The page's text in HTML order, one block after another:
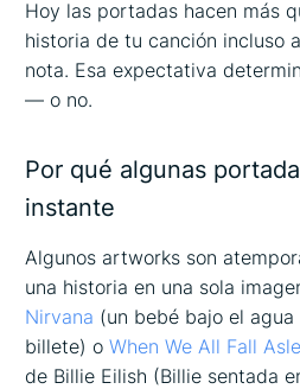
Hoy las portadas hacen más
historia de tu canción incluso
nota. Esa expectativa
— o no.
Por qué algunas
instante
Algunos artworks son
una historia en una sola
Nirvana (un bebé bajo el
billete) oWhen We All Fall
de Billie Eilish (Billie sentada